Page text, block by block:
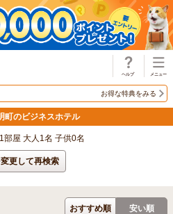
お得な特典をみる
町のビジネスホテル
部屋 大人1名 子供0名
更して再検索
おすすめ順 安い順